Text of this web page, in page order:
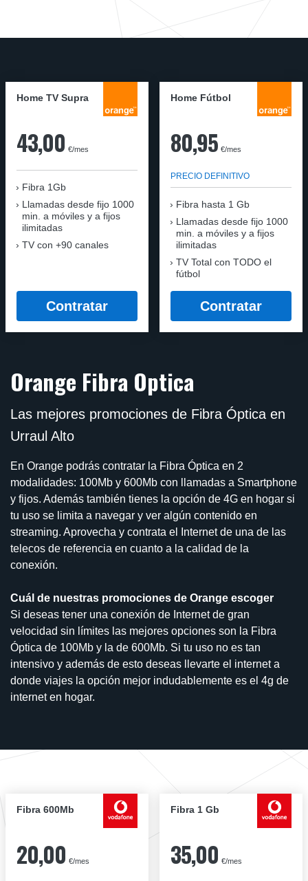
Home TV Supra
43,00 €/mes
Fibra 1Gb
Llamadas desde fijo 1000
min. a móviles y a fijos
ilimitadas
TV con +90 canales
Contratar
Home Fútbol
80,95 €/mes
PRECIO DEFINITIVO
Fibra hasta 1 Gb
Llamadas desde fijo 1000
min. a móviles y a fijos
ilimitadas
TV Total con TODO el
fútbol
Contratar
Orange Fibra Optica
Las mejores promociones de Fibra Óptica en
Urraul Alto
En Orange podrás contratar la Fibra Óptica en 2
modalidades: 100Mb y 600Mb con llamadas a Smartphone
y fijos. Además también tienes la opción de 4G en hogar si
tu uso se limita a navegar y ver algún contenido en
streaming. Aprovecha y contrata el Internet de una de las
telecos de referencia en cuanto a la calidad de la
conexión.
Cuál de nuestras promociones de Orange escoger
Si deseas tener una conexión de Internet de gran
velocidad sin límites las mejores opciones son la Fibra
Óptica de 100Mb y la de 600Mb. Si tu uso no es tan
intensivo y además de esto deseas llevarte el internet a
donde viajes la opción mejor indudablemente es el 4g de
internet en hogar.
Fibra 600Mb
20,00 €/mes
Fibra 1 Gb
35,00 €/mes